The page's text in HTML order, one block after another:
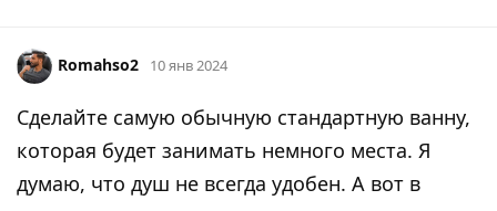
Romahso2 10 янв 2024
Сделайте самую обычную стандартную ванну,
которая будет занимать немного места. Я
думаю, что душ не всегда удобен. А вот в